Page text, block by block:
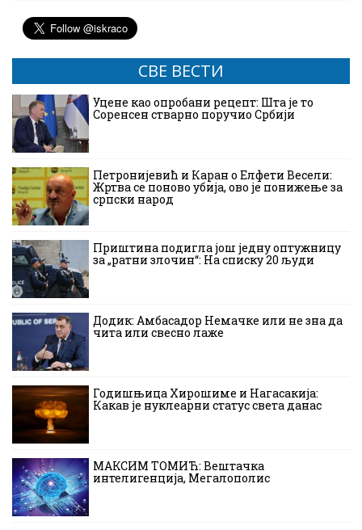
СВЕ ВЕСТИ
Уцене као опробани рецепт: Шта је то
Соренсен стварно поручио Србији
Петронијевић и Каран о Елфети Весели:
Жртва се поново убија, ово је понижење за
српски народ
Приштина подигла још једну оптужницу
за „ратни злочин“: На списку 20 људи
Додик: Амбасадор Немачке или не зна да
чита или свесно лаже
Годишњица Хирошиме и Нагасакија:
Какав је нуклеарни статус света данас
МАКСИМ ТОМИЋ: Вештачка
интелигенција, Мегалополис